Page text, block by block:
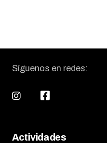
Síguenos en redes:
Actividades